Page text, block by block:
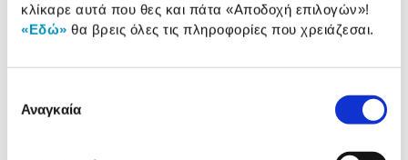
κλίκαρε αυτά που θες και πάτα «Αποδοχή επιλογών»!
«Εδώ» θα βρεις όλες τις πληροφορίες που χρειάζεσαι.
συγκατάθεσης
Αναγκαία
Αξιολογήσεις
Αξιολογήσεις
Δες τι κλίκαραν όσοι είδαν το ίδιο
προϊόν με εσένα!